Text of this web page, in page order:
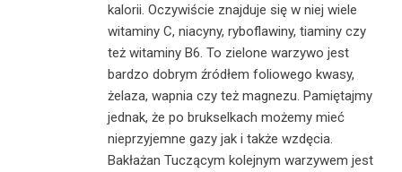
kalorii. Oczywiście znajduje się w niej wiele
witaminy C, niacyny, ryboflawiny, tiaminy czy
też witaminy B6. To zielone warzywo jest
bardzo dobrym źródłem foliowego kwasy,
żelaza, wapnia czy też magnezu. Pamiętajmy
jednak, że po brukselkach możemy mieć
nieprzyjemne gazy jak i także wzdęcia.
Bakłażan Tuczącym kolejnym warzywem jest